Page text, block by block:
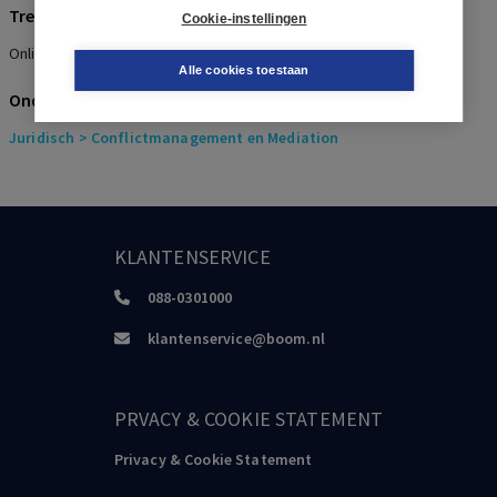
Cookie-instellingen
Alle cookies toestaan
Trefwoorden
Online Dispute Resolution, ODR, ADR, e-Commerce
Onderwerpen
Juridisch > Conflictmanagement en Mediation
KLANTENSERVICE
088-0301000
klantenservice@boom.nl
PRVACY & COOKIE STATEMENT
Privacy & Cookie Statement